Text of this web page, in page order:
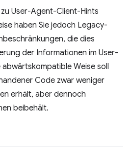
User-Agent-Client-Hints
haben Sie jedoch Legacy-
die dies
der Informationen im User-
Weise soll
Code zwar weniger
erhält, aber dennoch
beibehält.